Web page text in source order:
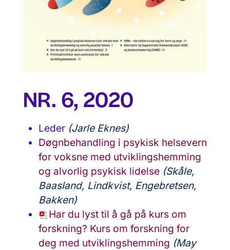
NR. 6, 2020
Leder (Jarle Eknes)
Døgnbehandling i psykisk helsevern
for voksne med utviklingshemming
og alvorlig psykisk lidelse (Skåle,
Baasland, Lindkvist, Engebretsen,
Bakken)
Har du lyst til å gå på kurs om
forskning? Kurs om forskning for
deg med utviklingshemming (May